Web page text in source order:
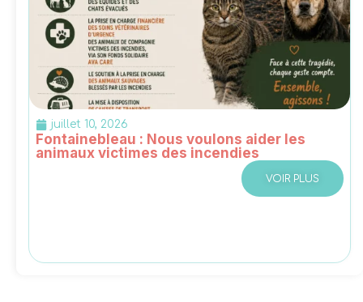
juillet 10, 2026
Fontainebleau : Nous voulons aider les
animaux victimes des incendies
VOIR PLUS